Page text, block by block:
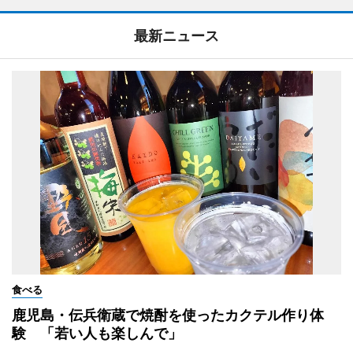
最新ニュース
食べる
鹿児島・伝兵衛蔵で焼酎を使ったカクテル作り体
験 「若い人も楽しんで」